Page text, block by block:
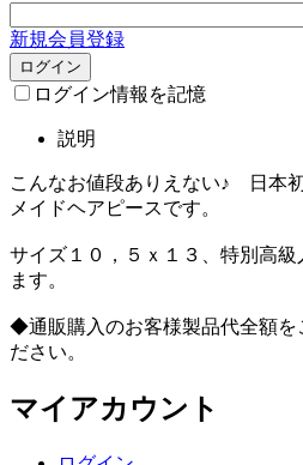
新規会員登録
ログイン
ログイン情報を記憶
説明
こんなお値段ありえない♪ 日本
メイドヘアピースです。
サイズ１０，５ｘ１３、特別高
ます。
◆通販購入のお客様製品代全額を
ださい。
マイアカウント